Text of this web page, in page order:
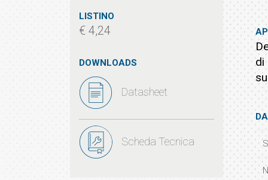
LISTINO
€ 4,24
DOWNLOADS
Datasheet
Scheda Tecnica
di